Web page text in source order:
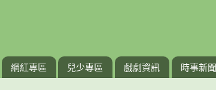
網紅專區 兒少專區 戲劇資訊 時事新聞